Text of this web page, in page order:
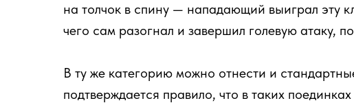
на толчок в спину — нападающий выиграл эту
чего сам разогнал и завершил голевую атаку,
В ту же категорию можно отнести и
подтверждается правило, что в таких